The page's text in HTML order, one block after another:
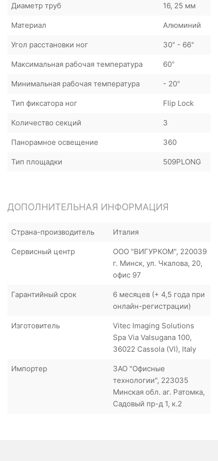
Диаметр труб 16, 25 мм
Материал Алюминий
Угол расстановки ног 30° - 66°
Максимальная рабочая температура 60°
Минимальная рабочая температура - 20°
Тип фиксатора ног Flip Lock
Количество секций 3
Панорамное освещение 360
Тип площадки 509PLONG
ДОПОЛНИТЕЛЬНАЯ ИНФОРМАЦИЯ
Страна-производитель Италия
Сервисный центр
ООО "ВИГУРКОМ", 220039
г. Минск, ул. Чкалова, 20,
офис 97
Гарантийный срок
6 месяцев (+ 4,5 года при
онлайн-регистрации)
Изготовитель
Vitec Imaging Solutions
Spa Via Valsugana 100,
36022 Cassola (VI), Italy
Импортер
ЗАО "Офисные
технологии", 223035
Минская обл. аг. Ратомка,
Садовый пр-д 1, к.2